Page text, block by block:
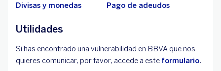
Divisas y monedas
Pago de adeudos
Utilidades
Si has encontrado una vulnerabilidad en BBVA que nos
quieres comunicar, por favor, accede a este formulario.